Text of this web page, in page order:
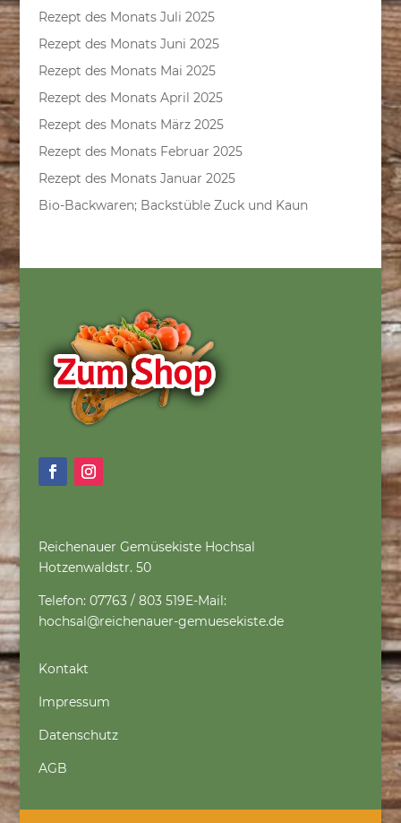
Rezept des Monats Juli 2025
Rezept des Monats Juni 2025
Rezept des Monats Mai 2025
Rezept des Monats April 2025
Rezept des Monats März 2025
Rezept des Monats Februar 2025
Rezept des Monats Januar 2025
Bio-Backwaren; Backstüble Zuck und Kaun
Reichenauer Gemüsekiste Hochsal
Hotzenwaldstr. 50
Telefon: 07763 / 803 519E-Mail:
hochsal@reichenauer-gemuesekiste.de
Kontakt
Impressum
Datenschutz
AGB